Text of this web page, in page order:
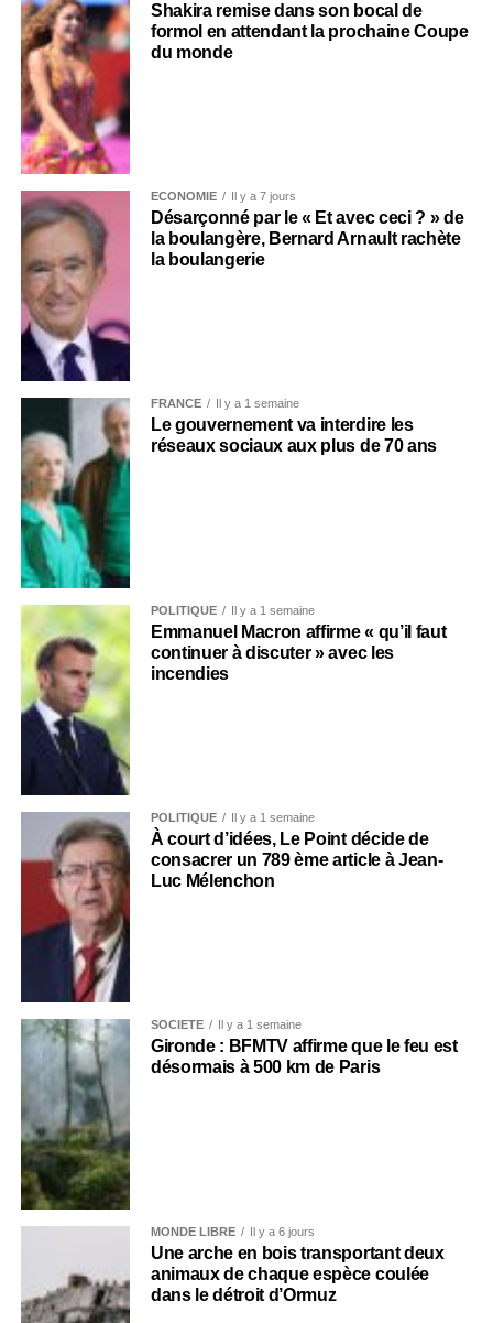
Shakira remise dans son bocal de
formol en attendant la prochaine Coupe
du monde
ECONOMIE Il y a 7 jours
Désarçonné par le « Et avec ceci ? » de
la boulangère, Bernard Arnault rachète
la boulangerie
FRANCE Il y a 1 semaine
Le gouvernement va interdire les
réseaux sociaux aux plus de 70 ans
POLITIQUE Il y a 1 semaine
Emmanuel Macron affirme « qu’il faut
continuer à discuter » avec les
incendies
POLITIQUE Il y a 1 semaine
À court d’idées, Le Point décide de
consacrer un 789 ème article à Jean-
Luc Mélenchon
SOCIÉTÉ Il y a 1 semaine
Gironde : BFMTV affirme que le feu est
désormais à 500 km de Paris
MONDE LIBRE Il y a 6 jours
Une arche en bois transportant deux
animaux de chaque espèce coulée
dans le détroit d’Ormuz